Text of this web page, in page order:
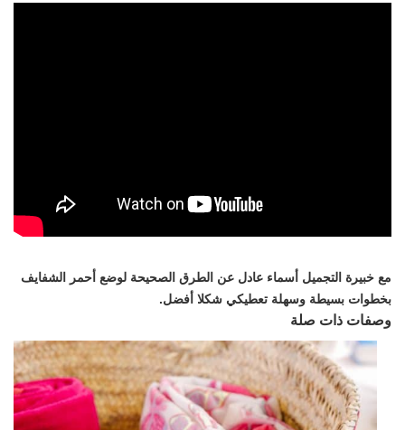
مع خبيرة التجميل أسماء عادل عن الطرق الصحيحة لوضع أحمر الشفايف
بخطوات بسيطة وسهلة تعطيكي شكلا أفضل.
وصفات ذات صلة